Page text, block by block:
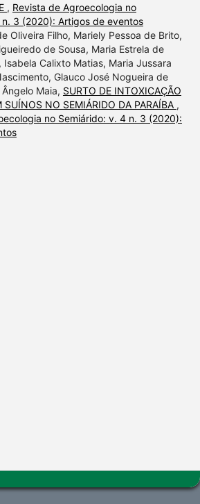
, Revista de Agroecologia no
3 (2020): Artigos de eventos
Oliveira Filho, Mariely Pessoa de Brito,
de Sousa, Maria Estrela de
Isabela Calixto Matias, Maria Jussara
Glauco José Nogueira de
Maia, SURTO DE INTOXICAÇÃO
SUÍNOS NO SEMIÁRIDO DA PARAÍBA ,
no Semiárido: v. 4 n. 3 (2020):